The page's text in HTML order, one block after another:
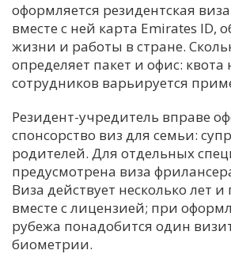
оформляется резидентская
вместе с ней карта Emirates ID,
жизни и работы в стране.
определяет пакет и офис: квота
сотрудников варьируется
Резидент-учредитель вправе
спонсорство виз для семьи:
родителей. Для отдельных
предусмотрена виза
Виза действует несколько лет и
вместе с лицензией; при
рубежа понадобится один
биометрии.